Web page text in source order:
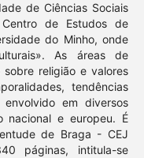
de Ciências Sociais
de Estudos de
do Minho, onde
As áreas de
religião e valores
tendências
envolvido em diversos
nacional e europeu. É
de Braga - CEJ
páginas, intitula-se